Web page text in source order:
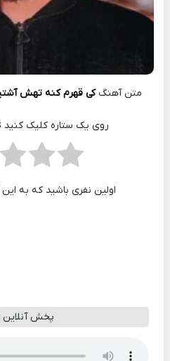
متن آهنگکی قهرم کنه تهش
روی یک ستاره کلیک کنید
اولین نفری باشید که به
پخش